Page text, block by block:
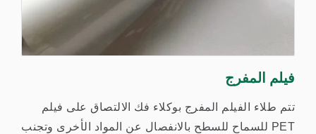
فيلم المفرج
تتم طلاء الفيلم المفرج بوكلاء فك الالتصاق على فيلم
PET للسماح للسطح بالانفصال عن المواد الأخرى وتجنب